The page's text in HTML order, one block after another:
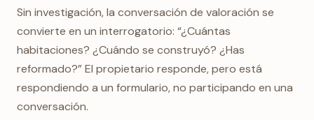
Sin investigación, la conversación de valoración se
convierte en un interrogatorio: “¿Cuántas
habitaciones? ¿Cuándo se construyó? ¿Has
reformado?” El propietario responde, pero está
respondiendo a un formulario, no participando en una
conversación.